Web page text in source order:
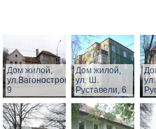
Дом жилой,
ул.Вагоностроительная,
9
Дом жилой,
ул. Ш.
Руставели, 6